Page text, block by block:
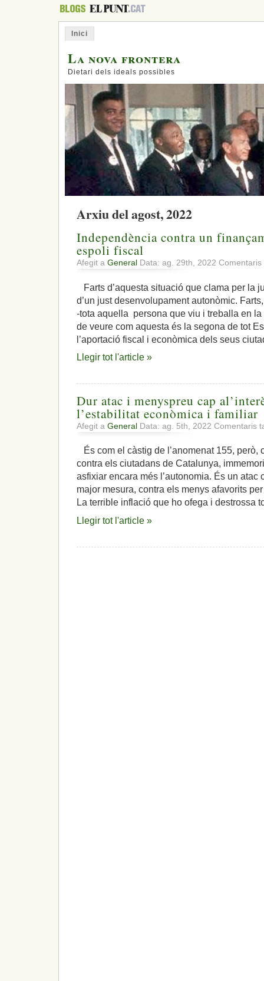
Inici
La nova frontera
Dietari dels ideals possibles
Arxiu del agost, 2022
Independència contra un
espoli fiscal
Afegit a General Data: ag. 29th, 2022 Comentaris
Farts d’aquesta situació que clama per la
d’un just desenvolupament autonòmic.
-tota aquella persona que viu i treballa en
de veure com aquesta és la segona de tot
l’aportació fiscal i econòmica dels seus
Llegir tot l'article »
Dur atac i menyspreu cap
l’estabilitat econòmica i familiar
Afegit a General Data: ag. 5th, 2022 Comentaris
És com el càstig de l’anomenat 155, però,
contra els ciutadans de Catalunya,
asfixiar encara més l’autonomia. És un atac
major mesura, contra els menys afavorits
La terrible inflació que ho ofega i destrossa
Llegir tot l'article »